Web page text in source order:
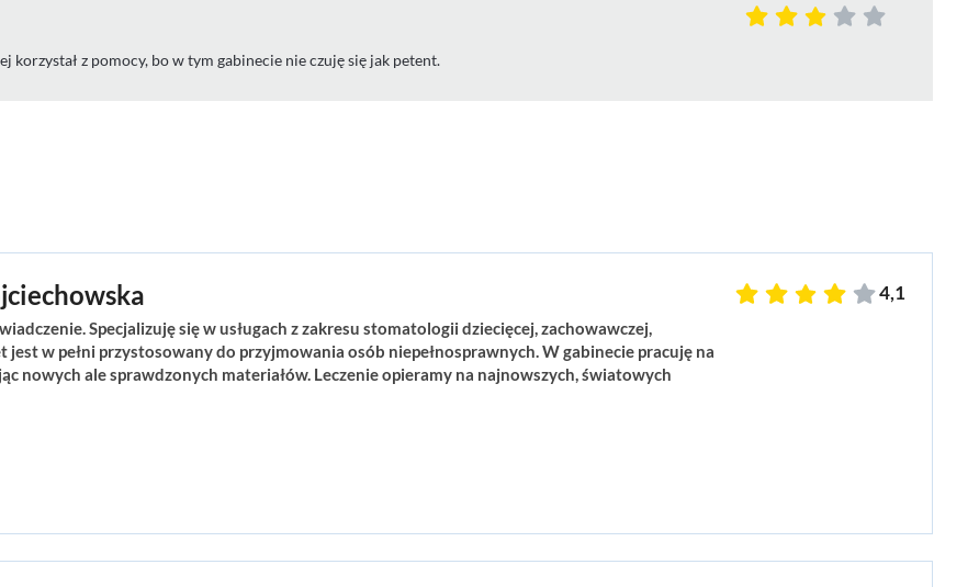
korzystał z pomocy, bo w tym gabinecie nie czuję się jak petent.
Specjalizuję się w usługach z zakresu stomatologii dziecięcej, zachowawczej,
w pełni przystosowany do przyjmowania osób niepełnosprawnych. W gabinecie pracuję na
nowych ale sprawdzonych materiałów. Leczenie opieramy na najnowszych, światowych
4,1